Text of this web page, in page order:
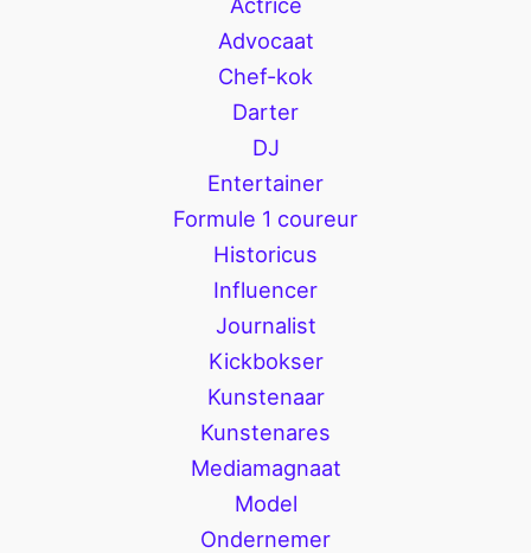
Advocaat
Chef-kok
Darter
DJ
Entertainer
Formule 1 coureur
Historicus
Influencer
Journalist
Kickbokser
Kunstenaar
Kunstenares
Mediamagnaat
Model
Ondernemer